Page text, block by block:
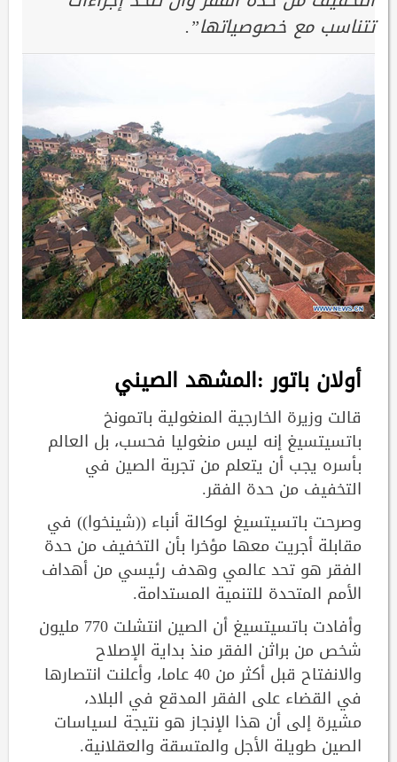
تتناسب مع خصوصياتها”.
أولان باتور :المشهد الصيني
قالت وزيرة الخارجية المنغولية باتمونخ
باتسيتسيغ إنه ليس منغوليا فحسب، بل العالم
بأسره يجب أن يتعلم من تجربة الصين في
التخفيف من حدة الفقر.
وصرحت باتسيتسيغ لوكالة أنباء ((شينخوا)) في
مقابلة أجريت معها مؤخرا بأن التخفيف من حدة
الفقر هو تحد عالمي وهدف رئيسي من أهداف
الأمم المتحدة للتنمية المستدامة.
وأفادت باتسيتسيغ أن الصين انتشلت 770 مليون
شخص من براثن الفقر منذ بداية الإصلاح
والانفتاح قبل أكثر من 40 عاما، وأعلنت انتصارها
في القضاء على الفقر المدقع في البلاد،
مشيرة إلى أن هذا الإنجاز هو نتيجة لسياسات
الصين طويلة الأجل والمتسقة والعقلانية.